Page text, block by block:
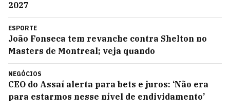
2027
ESPORTE
João Fonseca tem revanche contra Shelton no
Masters de Montreal; veja quando
NEGÓCIOS
CEO do Assaí alerta para bets e juros: ‘Não era
para estarmos nesse nível de endividamento’